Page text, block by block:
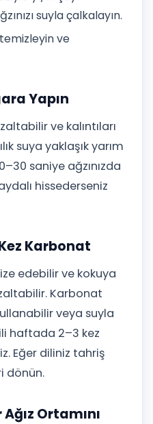
suyla çalkalayın.
ve
Yapın
ve kalıntıları
suya yaklaşık yarım
saniye ağzınızda
hissederseniz
Karbonat
edebilir ve kokuya
Karbonat
veya suyla
haftada 2–3 kez
Eğer diliniz tahriş
dönün.
Ortamını